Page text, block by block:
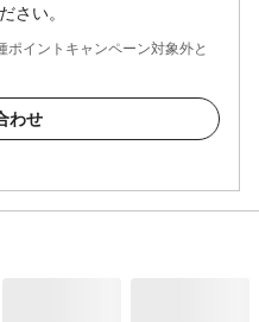
さい。
イントキャンペーン対象外と
わせ